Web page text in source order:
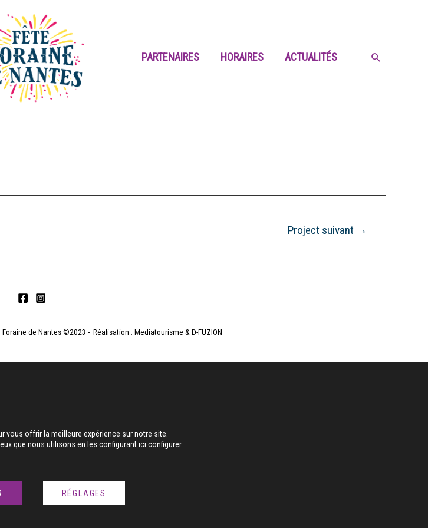
PARTENAIRES HORAIRES ACTUALITÉS
Project suivant →
de Nantes©2023 - Réalisation : Mediatourisme & D-FUZION
vous offrir la meilleure expérience sur notre site.
que nous utilisons en les configurant ici configurer
RÉGLAGES